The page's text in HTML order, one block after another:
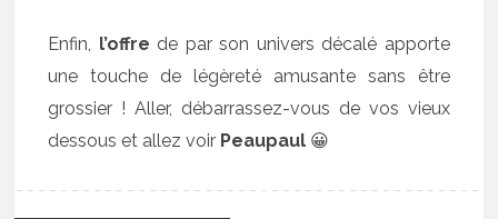
Enfin, l’offre de par son univers décalé apporte
une touche de légèreté amusante sans être
grossier ! Aller, débarrassez-vous de vos vieux
dessous et allez voir Peaupaul 😀